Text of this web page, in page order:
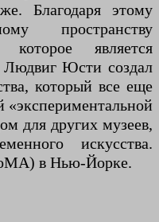
Благодаря этому
пространству
которое является
Юсти создал
который все еще
«экспериментальной
для других музеев,
искусства.
в Нью-Йорке.